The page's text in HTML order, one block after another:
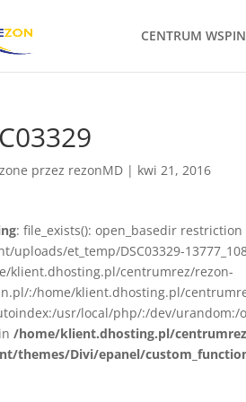
CENTRUM
przez rezonMD | kwi 21, 2016
: file_exists(): open_basedir
uploads/et_temp/DSC03329-
klient.dhosting.pl/centrumrez/rezon-
:/home/klient.dhosting.pl/
usr/local/php/:/dev/
/home/klient.dhosting.pl/
themes/Divi/epanel/